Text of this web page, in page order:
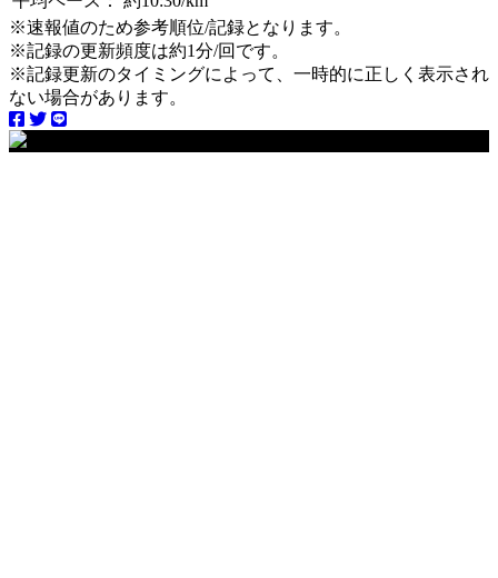
※速報値のため参考順位/記録となります。
※記録の更新頻度は約1分/回です。
※記録更新のタイミングによって、一時的に正しく表示され
ない場合があります。